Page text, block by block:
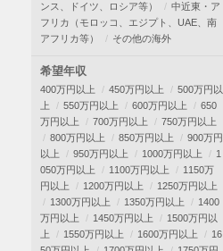
ンス、ドイツ、ロシア等）
中近東・ア
フリカ（モロッコ、エジプト、UAE、南
アフリカ等）
その他の海外
希望年収
400万円以上 450万円以上
500万円以
上
550万円以上 600万円以上
650
万円以上
700万円以上
750万円以上
800万円以上
850万円以上
900万円
以上
950万円以上 1000万円以上
1
050万円以上
1100万円以上
1150万
円以上
1200万円以上
1250万円以上
1300万円以上
1350万円以上
1400
万円以上
1450万円以上
1500万円以
上
1550万円以上 1600万円以上
16